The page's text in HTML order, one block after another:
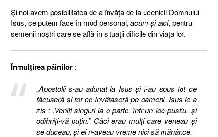
Şi noi avem posibilitatea de a învăţa de la ucenicii Domnului
Isus, ce putem face în mod personal, acum şi aici, pentru
semenii noştri care se află în situaţii dificile din viaţa lor.
Înmulţirea pâinilor :
„Apostolii s-au adunat la Isus şi I-au spus tot ce
făcuseră şi tot ce învăţaseră pe oameni. Isus le-a
zis :„Veniţi singuri la o parte, într-un loc pustiu, şi
odihniţi-vă puţin.” Căci erau mulţi care veneau şi
se duceau, şi ei n-aveau vreme nici să mănânce.